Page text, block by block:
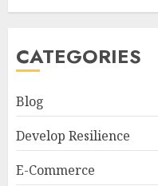
CATEGORIES
Blog
Develop Resilience
E-Commerce